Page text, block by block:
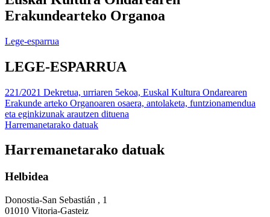
Erakundearteko Organoa
Lege-esparrua
LEGE-ESPARRUA
221/2021 Dekretua, urriaren 5ekoa, Euskal Kultura Ondarearen
Erakunde arteko Organoaren osaera, antolaketa, funtzionamendua
eta eginkizunak arautzen dituena
Harremanetarako datuak
Harremanetarako datuak
Helbidea
Donostia-San Sebastián , 1
01010 Vitoria-Gasteiz